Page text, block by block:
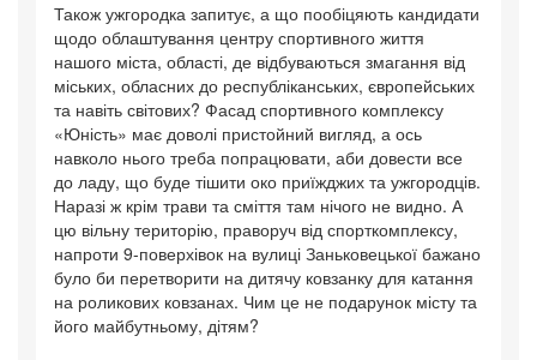
Також ужгородка запитує, а що пообіцяють кандидати
щодо облаштування центру спортивного життя
нашого міста, області, де відбуваються змагання від
міських, обласних до республіканських, європейських
та навіть світових? Фасад спортивного комплексу
«Юність» має доволі пристойний вигляд, а ось
навколо нього треба попрацювати, аби довести все
до ладу, що буде тішити око приїжджих та ужгородців.
Наразі ж крім трави та сміття там нічого не видно. А
цю вільну територію, праворуч від спорткомплексу,
напроти 9-поверхівок на вулиці Заньковецької бажано
було би перетворити на дитячу ковзанку для катання
на роликових ковзанах. Чим це не подарунок місту та
його майбутньому, дітям?